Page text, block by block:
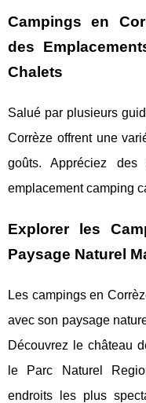
Campings en
des
Chalets
Salué par plusieurs
Corrèze offrent une
goûts. Appréciez
emplacement camping
Explorer les
Paysage Naturel
Les campings en
avec son paysage
Découvrez le château
le Parc Naturel
endroits les plus